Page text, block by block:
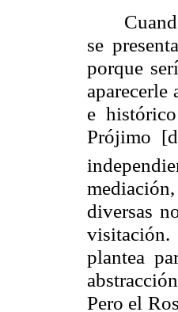
se
porque
e
Prójimo
diversas
plantea
Pero el